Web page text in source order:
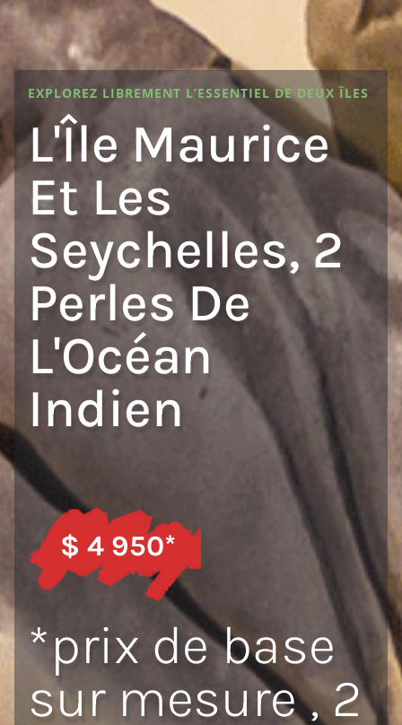
EXPLOREZ LIBREMENT L’ESSENTIEL DE DEUX ÎLES
L'Île Maurice
Et Les
Seychelles, 2
Perles De
L'Océan
Indien
$ 4 950*
*prix de base
sur mesure , 2